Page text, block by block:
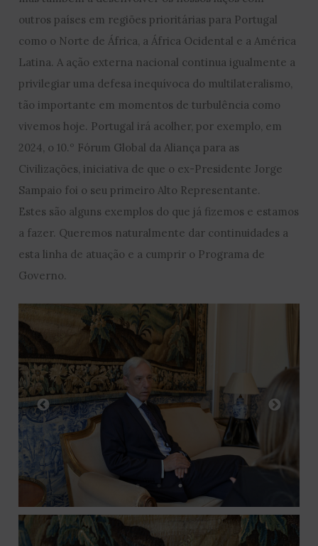
outros países em regiões prioritárias para Portugal
como o Norte de África, a África Ocidental e a América
Latina. A ação externa nacional continua igualmente a
privilegiar uma defesa inequívoca do multilateralismo,
tão importante em momentos de turbulência como
vivemos hoje. Portugal irá acolher, por exemplo, em
2024, o 10.º Fórum Global da Aliança para as
Civilizações, iniciativa de que o ex-Presidente Jorge
Sampaio foi o seu primeiro Alto Representante.
Estes são alguns exemplos do que já fizemos e estamos
a fazer. Queremos naturalmente dar continuidades a
esta linha de atuação e a cumprir o Programa de
Governo.